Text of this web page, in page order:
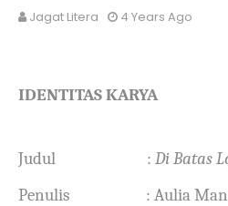
Jagat Litera 4 Years Ago
IDENTITAS KARYA
Judul : Di Batas
Penulis
: Aulia